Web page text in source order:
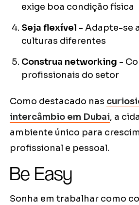
exige boa condição física
Seja flexível - Adapte-se
culturas diferentes
Construa networking -
profissionais do setor
Como destacado nas
intercâmbio em Dubai, a
ambiente único para
profissional e pessoal.
Be Easy
Sonha em trabalhar como